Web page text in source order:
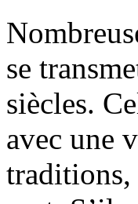
se
siècles.
avec une